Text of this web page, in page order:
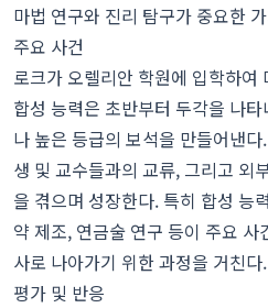
마법 연구와 진리 탐구가 중요한
주요 사건
로크가 오렐리안 학원에 입학하여
합성 능력은 초반부터 두각을 나
나 높은 등급의 보석을 만들어낸
생 및 교수들과의 교류, 그리고 외
을 겪으며 성장한다. 특히 합성 능
약 제조, 연금술 연구 등이 주요
사로 나아가기 위한 과정을 거친다.
평가 및 반응